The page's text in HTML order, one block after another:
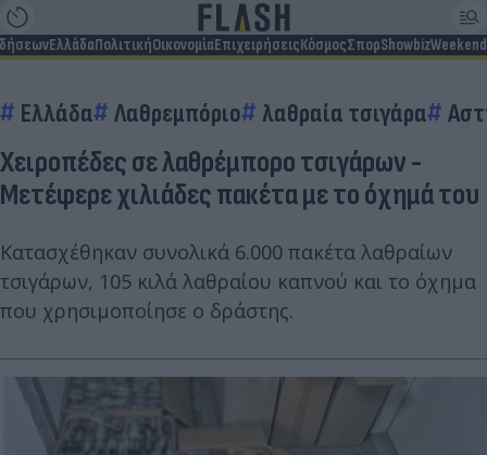
ΕλλάδαΠολιτικήΟικονομίαΕπιχειρήσειςΚόσμοςΣπορShowbizWeekend
Ελλάδα Λαθρεμπόριο λαθραία τσιγάρα
Χειροπέδες σε λαθρέμπορο τσιγάρων -
Μετέφερε χιλιάδες πακέτα με το όχημά του
Κατασχέθηκαν συνολικά 6.000 πακέτα λαθραίων
τσιγάρων, 105 κιλά λαθραίου καπνού και το όχημα
που χρησιμοποίησε ο δράστης.